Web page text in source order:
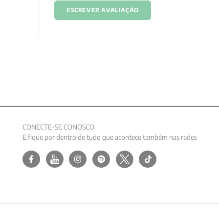
ESCREVER AVALIAÇÃO
CONECTE-SE CONOSCO
E fique por dentro de tudo que acontece também nas redes